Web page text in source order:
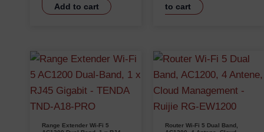
Add to cart
to cart
Range Extender Wi-Fi 5
Router Wi-Fi 5 Dual Band,
Remember Me